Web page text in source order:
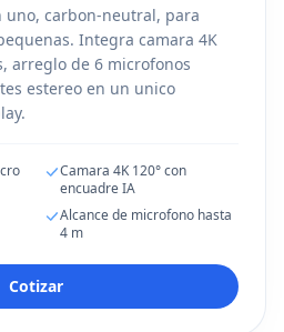
uno, carbon-neutral, para
Integra camara 4K
arreglo de 6 microfonos
estereo en un unico
Camara 4K 120° con
encuadre IA
Alcance de microfono hasta
4 m
Cotizar